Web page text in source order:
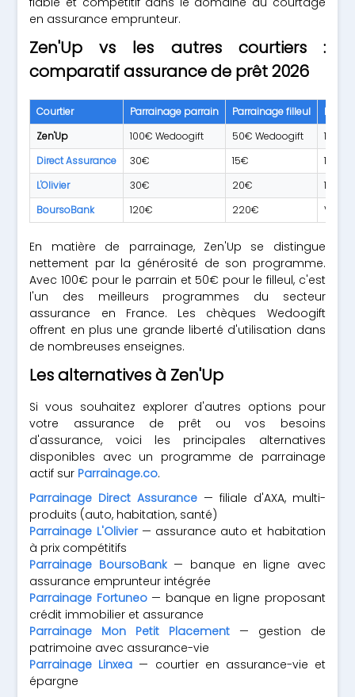
en assurance emprunteur.
Zen'Up vs les autres courtiers :
comparatif assurance de prêt 2026
Courtier Parrainage parrain Parrainage filleul
Zen'Up
100€ Wedoogift 50€ Wedoogift
10+
Direct Assurance
30€ 15€
1 (AXA)
L'Olivier
30€ 20€
1
BoursoBank
120€ 220€ Via
En matière de parrainage, Zen'Up se distingue
nettement par la générosité de son programme.
Avec 100€ pour le parrain et 50€ pour le filleul, c'est
l'un des meilleurs programmes du secteur
assurance en France. Les chèques Wedoogift
offrent en plus une grande liberté d'utilisation dans
de nombreuses enseignes.
Les alternatives à Zen'Up
Si vous souhaitez explorer d'autres options pour
votre assurance de prêt ou vos besoins
d'assurance, voici les principales alternatives
disponibles avec un programme de parrainage
actif sur Parrainage.co.
Parrainage Direct Assurance — filiale d'AXA, multi-
produits (auto, habitation, santé)
Parrainage L'Olivier— assurance auto et habitation
à prix compétitifs
Parrainage BoursoBank— banque en ligne avec
assurance emprunteur intégrée
Parrainage Fortuneo— banque en ligne proposant
crédit immobilier et assurance
Parrainage Mon Petit Placement — gestion de
patrimoine avec assurance-vie
Parrainage Linxea — courtier en assurance-vie et
épargne